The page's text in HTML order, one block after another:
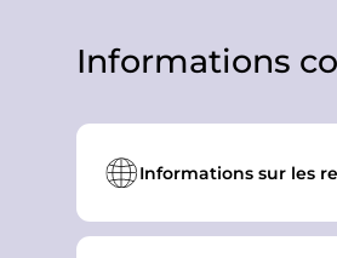
n
e
Informations
Informations sur les